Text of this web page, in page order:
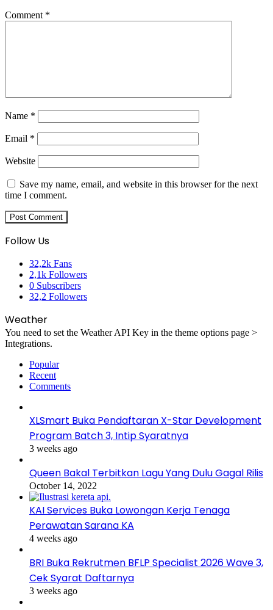
Comment *
Name *
Email *
Website
Save my name, email, and website in this browser for the next
time I comment.
Follow Us
32,2k Fans
2,1k Followers
0 Subscribers
32,2 Followers
Weather
You need to set the Weather API Key in the theme options page >
Integrations.
Popular
Recent
Comments
XLSmart Buka Pendaftaran X-Star Development
Program Batch 3, Intip Syaratnya
3 weeks ago
Queen Bakal Terbitkan Lagu Yang Dulu Gagal Rilis
October 14, 2022
KAI Services Buka Lowongan Kerja Tenaga
Perawatan Sarana KA
4 weeks ago
BRI Buka Rekrutmen BFLP Specialist 2026 Wave 3,
Cek Syarat Daftarnya
3 weeks ago